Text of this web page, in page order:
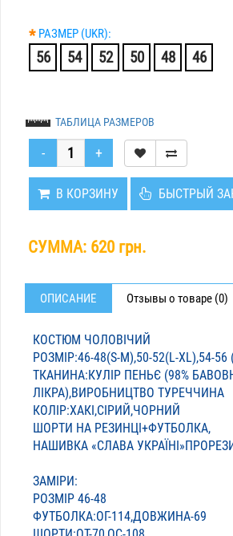
* РАЗМЕР (UKR):
56 54 52 50 48 46
ТАБЛИЦА РАЗМЕРОВ
В КОРЗИНУ БЫСТРЫЙ
СУММА: 620 грн.
ОПИСАНИЕ Отзывы о товаре (0)
КОСТЮМ ЧОЛОВІЧИЙ
РОЗМІР:46-48(S-M),50-52(L-XL),54-56
ТКАНИНА:КУЛІР ПЕНЬЄ (98%
ЛІКРА),ВИРОБНИЦТВО ТУРЕЧЧИНА
КОЛІР:ХАКІ,СІРИЙ,ЧОРНИЙ
ШОРТИ НА РЕЗИНЦІ+ФУТБОЛКА,
НАШИВКА «СЛАВА
ЗАМІРИ:
РОЗМІР 46-48
ФУТБОЛКА:ОГ-114,ДОВЖИНА-69